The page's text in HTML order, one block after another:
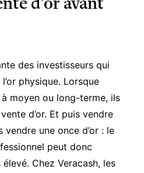
d'or avant
des investisseurs qui
physique. Lorsque
moyen ou long-terme, ils
d’or. Et puis vendre
vendre une once d’or : le
peut donc
Chez Veracash, les